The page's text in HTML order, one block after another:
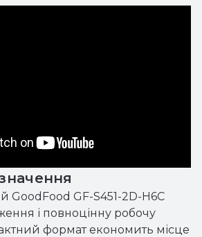
GoodFood GF-S451-2D-H6C
і повноцінну робочу
формат економить місце